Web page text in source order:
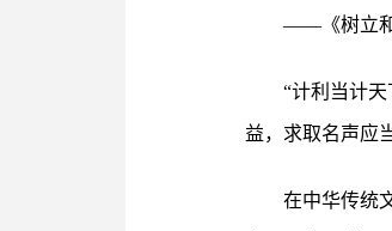
——《树立和
“计利当计
益，求取名声应
在中华传统